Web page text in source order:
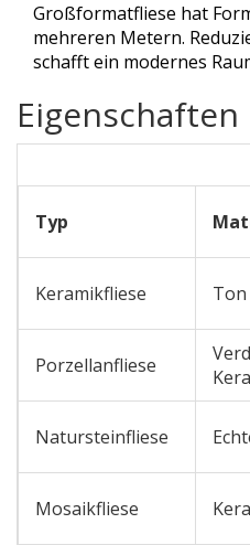
Großformatfliese hat
mehreren Metern.
schafft ein modernes
Typ
Keramikfliese
Porzellanfliese
Natursteinfliese
Mosaikfliese